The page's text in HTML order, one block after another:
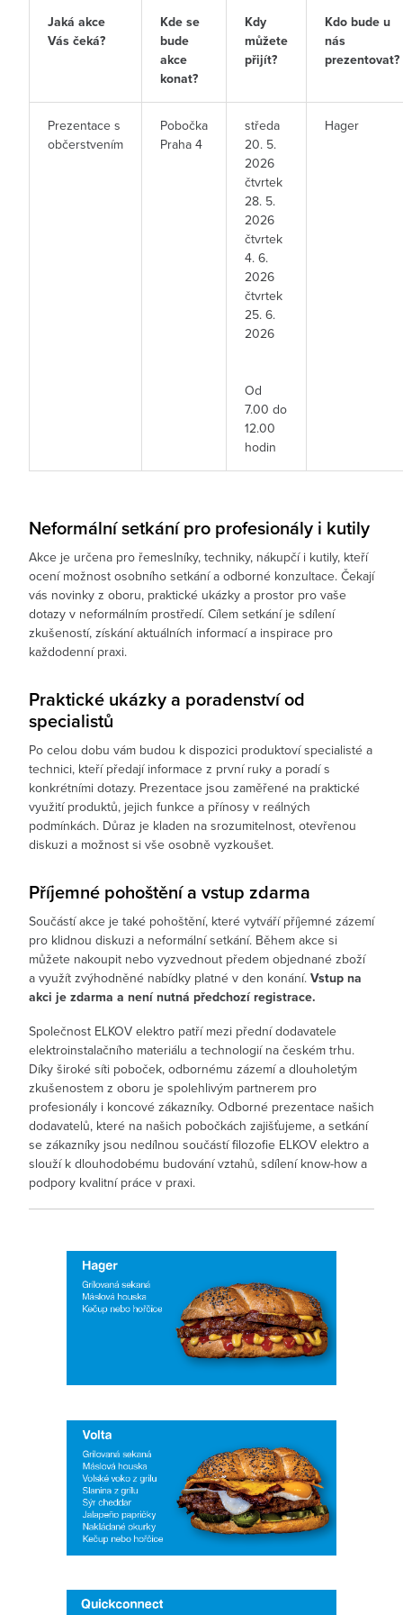
Jaká akce
Vás čeká?
Kde se
bude
akce
konat?
Kdy
můžete
přijít?
Kdo bude u
nás
prezentovat?
Prezentace s
občerstvením
Pobočka
Praha 4
středa
20. 5.
2026
čtvrtek
28. 5.
2026
čtvrtek
4. 6.
2026
čtvrtek
25. 6.
2026
Od
7.00 do
12.00
hodin
Hager
Neformální setkání pro profesionály i kutily
Akce je určena pro řemeslníky, techniky, nákupčí i kutily, kteří
ocení možnost osobního setkání a odborné konzultace. Čekají
vás novinky z oboru, praktické ukázky a prostor pro vaše
dotazy v neformálním prostředí. Cílem setkání je sdílení
zkušeností, získání aktuálních informací a inspirace pro
každodenní praxi.
Praktické ukázky a poradenství od
specialistů
Po celou dobu vám budou k dispozici produktoví specialisté a
technici, kteří předají informace z první ruky a poradí s
konkrétními dotazy. Prezentace jsou zaměřené na praktické
využití produktů, jejich funkce a přínosy v reálných
podmínkách. Důraz je kladen na srozumitelnost, otevřenou
diskuzi a možnost si vše osobně vyzkoušet.
Příjemné pohoštění a vstup zdarma
Součástí akce je také pohoštění, které vytváří příjemné zázemí
pro klidnou diskuzi a neformální setkání. Během akce si
můžete nakoupit nebo vyzvednout předem objednané zboží
a využít zvýhodněné nabídky platné v den konání. Vstup na
akci je zdarma a není nutná předchozí registrace.
Společnost ELKOV elektro patří mezi přední dodavatele
elektroinstalačního materiálu a technologií na českém trhu.
Díky široké síti poboček, odbornému zázemí a dlouholetým
zkušenostem z oboru je spolehlivým partnerem pro
profesionály i koncové zákazníky. Odborné prezentace našich
dodavatelů, které na našich pobočkách zajišťujeme, a setkání
se zákazníky jsou nedílnou součástí filozofie ELKOV elektro a
slouží k dlouhodobému budování vztahů, sdílení know-how a
podpory kvalitní práce v praxi.